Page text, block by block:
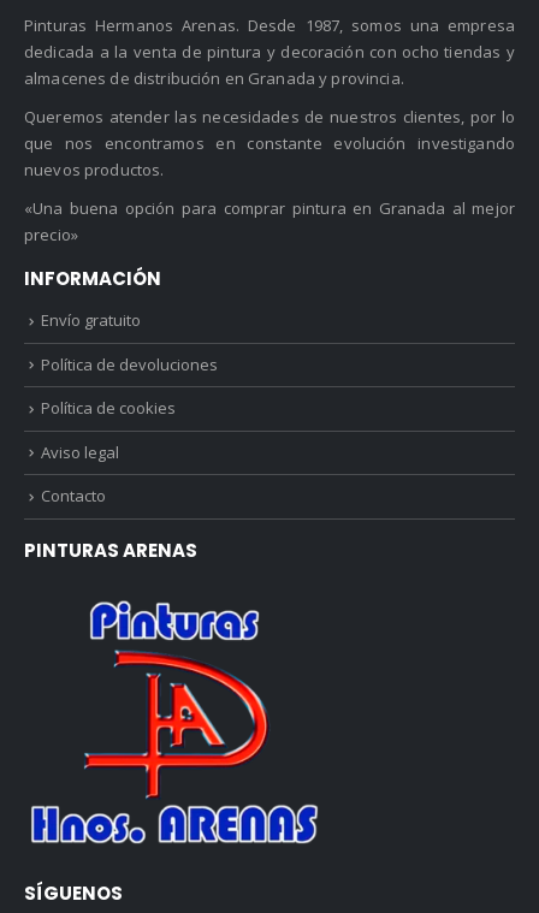
Pinturas Hermanos Arenas. Desde 1987, somos una empresa
dedicada a la venta de pintura y decoración con ocho tiendas y
almacenes de distribución en Granada y provincia.
Queremos atender las necesidades de nuestros clientes, por lo
que nos encontramos en constante evolución investigando
nuevos productos.
«Una buena opción para comprar pintura en Granada al mejor
precio»
INFORMACIÓN
Envío gratuito
Política de devoluciones
Política de cookies
Aviso legal
Contacto
PINTURAS ARENAS
SÍGUENOS